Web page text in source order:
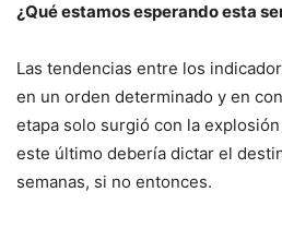
¿Qué estamos esperando esta
Las tendencias entre los
en un orden determinado y en
etapa solo surgió con la
este último debería dictar el
semanas, si no entonces.